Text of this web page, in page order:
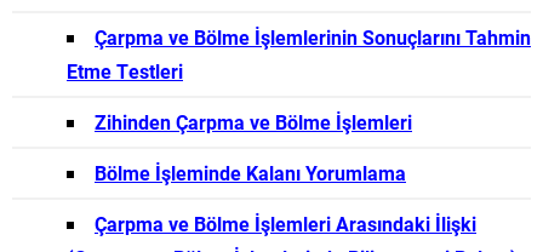
Çarpma ve Bölme İşlemlerinin Sonuçlarını Tahmin
Etme Testleri
Zihinden Çarpma ve Bölme İşlemleri
Bölme İşleminde Kalanı Yorumlama
Çarpma ve Bölme İşlemleri Arasındaki İlişki